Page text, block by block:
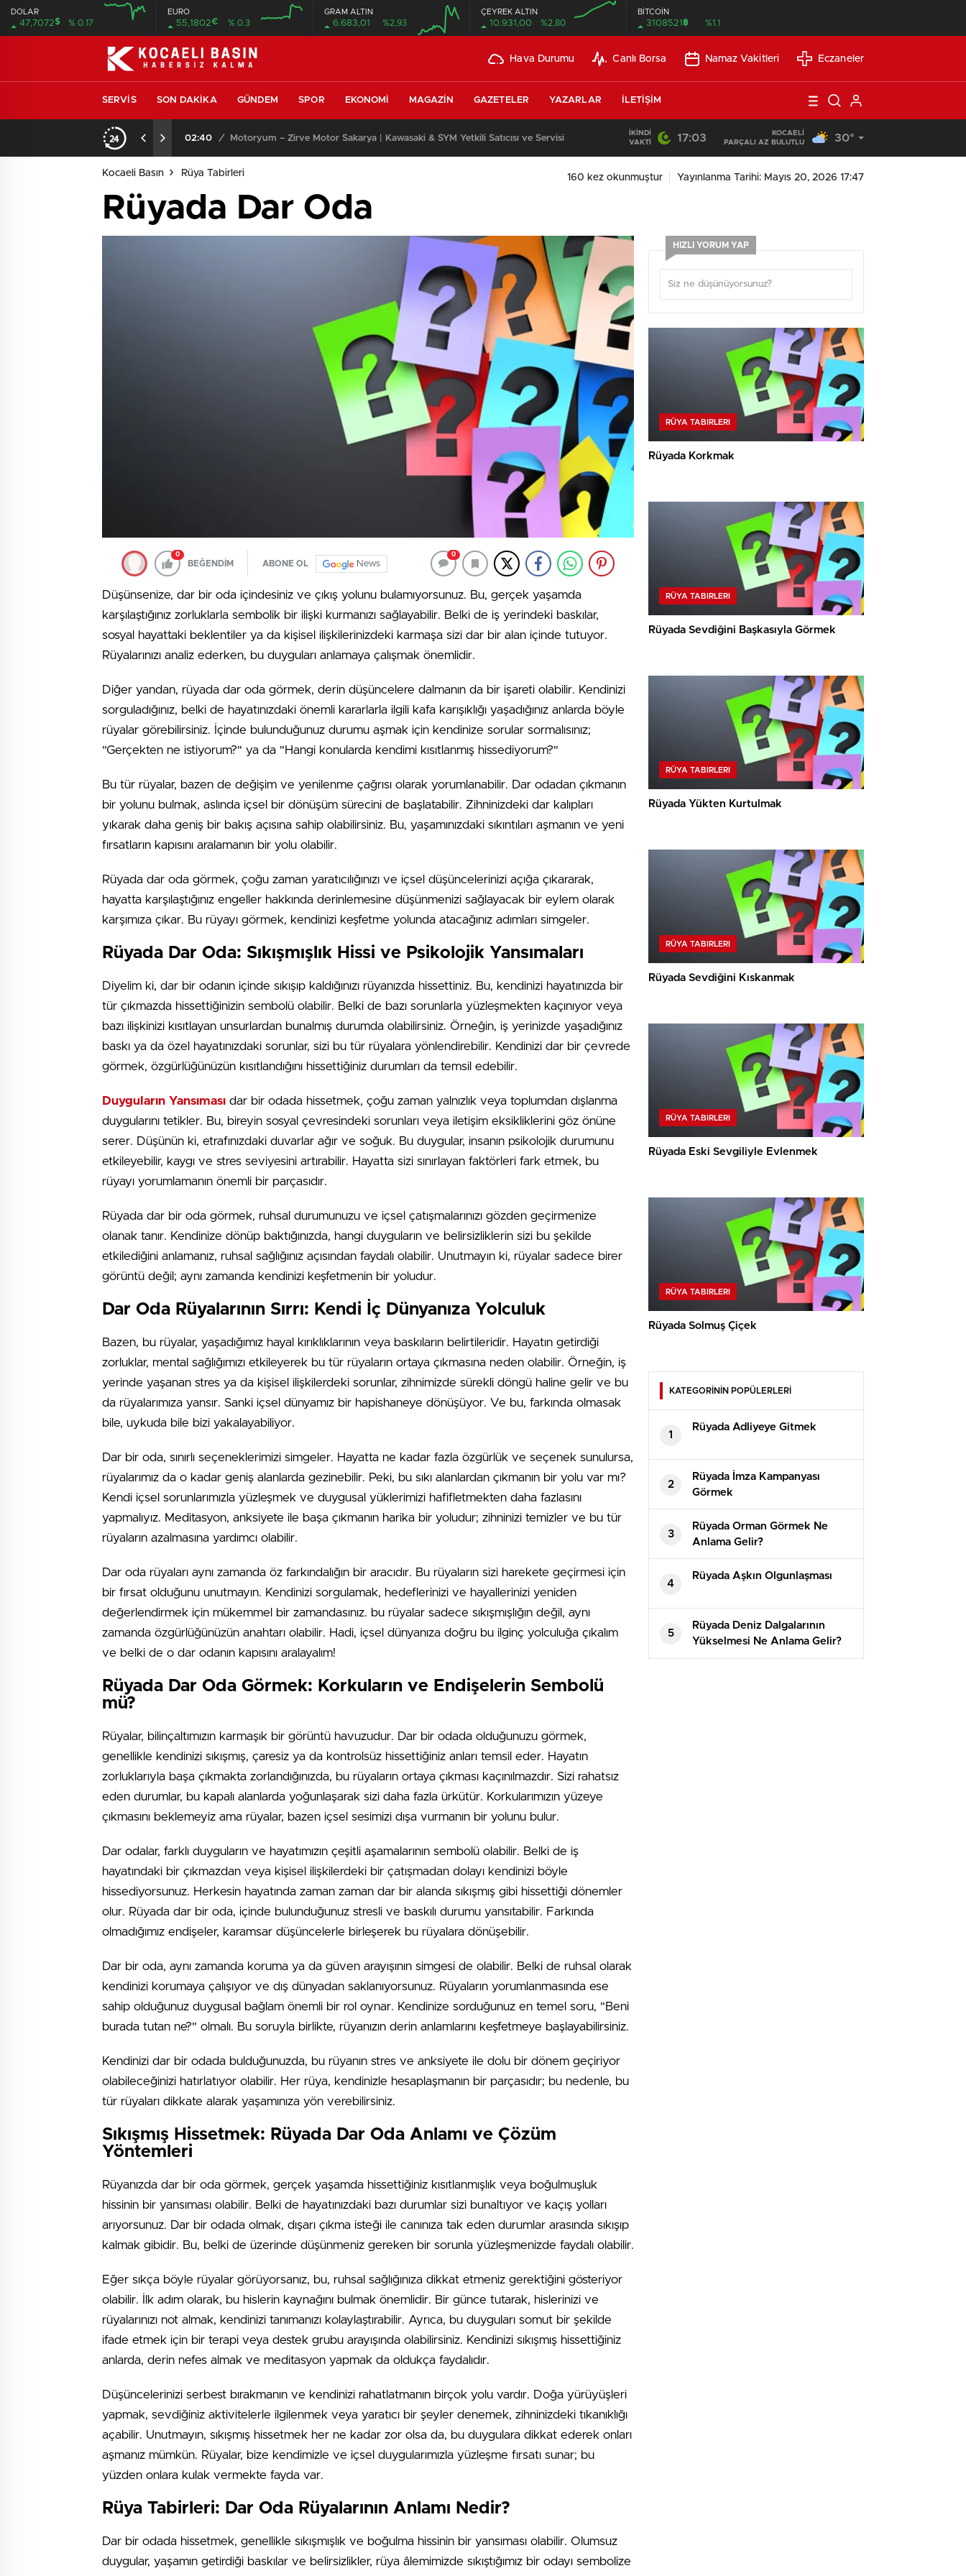
DOLAR
47,7072$ % 0.17
EURO
55,1802€ % 0.3
GRAM ALTIN
6.683,01 %2,93
ÇEYREK ALTIN
10.931,00 %2,80
BİTCOİN
3108521 ฿ %1.1
Hava Durumu Canlı Borsa Namaz Vakitleri Eczaneler
SERVIS SON DAKIKA GÜNDEM SPOR EKONOMI MAGAZIN GAZETELER YAZARLAR İLETIŞIM
02:40 / Motoryum – Zirve Motor Sakarya | Kawasaki & SYM Yetkili Satıcısı ve Servisi 13:53 SEO Uyumlu Web Siteleri Uzun Vadede Ne Kazandırır?
İKINDI
VAKTI
17:03
KOCAELI
PARÇALI AZ BULUTLU
30°
Kocaeli Basın Rüya Tabirleri 160 kez okunmuştur Yayınlanma Tarihi: Mayıs 20, 2026 17:47
Rüyada Dar Oda
0
BEĞENDİM ABONE OL News
0
Düşünsenize, dar bir oda içindesiniz ve çıkış yolunu bulamıyorsunuz. Bu, gerçek yaşamda
karşılaştığınız zorluklarla sembolik bir ilişki kurmanızı sağlayabilir. Belki de iş yerindeki baskılar,
sosyal hayattaki beklentiler ya da kişisel ilişkilerinizdeki karmaşa sizi dar bir alan içinde tutuyor.
Rüyalarınızı analiz ederken, bu duyguları anlamaya çalışmak önemlidir.
Diğer yandan, rüyada dar oda görmek, derin düşüncelere dalmanın da bir işareti olabilir. Kendinizi
sorguladığınız, belki de hayatınızdaki önemli kararlarla ilgili kafa karışıklığı yaşadığınız anlarda böyle
rüyalar görebilirsiniz. İçinde bulunduğunuz durumu aşmak için kendinize sorular sormalısınız;
"Gerçekten ne istiyorum?" ya da "Hangi konularda kendimi kısıtlanmış hissediyorum?"
Bu tür rüyalar, bazen de değişim ve yenilenme çağrısı olarak yorumlanabilir. Dar odadan çıkmanın
bir yolunu bulmak, aslında içsel bir dönüşüm sürecini de başlatabilir. Zihninizdeki dar kalıpları
yıkarak daha geniş bir bakış açısına sahip olabilirsiniz. Bu, yaşamınızdaki sıkıntıları aşmanın ve yeni
fırsatların kapısını aralamanın bir yolu olabilir.
Rüyada dar oda görmek, çoğu zaman yaratıcılığınızı ve içsel düşüncelerinizi açığa çıkararak,
hayatta karşılaştığınız engeller hakkında derinlemesine düşünmenizi sağlayacak bir eylem olarak
karşımıza çıkar. Bu rüyayı görmek, kendinizi keşfetme yolunda atacağınız adımları simgeler.
Rüyada Dar Oda: Sıkışmışlık Hissi ve Psikolojik Yansımaları
Diyelim ki, dar bir odanın içinde sıkışıp kaldığınızı rüyanızda hissettiniz. Bu, kendinizi hayatınızda bir
tür çıkmazda hissettiğinizin sembolü olabilir. Belki de bazı sorunlarla yüzleşmekten kaçınıyor veya
bazı ilişkinizi kısıtlayan unsurlardan bunalmış durumda olabilirsiniz. Örneğin, iş yerinizde yaşadığınız
baskı ya da özel hayatınızdaki sorunlar, sizi bu tür rüyalara yönlendirebilir. Kendinizi dar bir çevrede
görmek, özgürlüğünüzün kısıtlandığını hissettiğiniz durumları da temsil edebilir.
Duyguların Yansıması dar bir odada hissetmek, çoğu zaman yalnızlık veya toplumdan dışlanma
duygularını tetikler. Bu, bireyin sosyal çevresindeki sorunları veya iletişim eksikliklerini göz önüne
serer. Düşünün ki, etrafınızdaki duvarlar ağır ve soğuk. Bu duygular, insanın psikolojik durumunu
etkileyebilir, kaygı ve stres seviyesini artırabilir. Hayatta sizi sınırlayan faktörleri fark etmek, bu
rüyayı yorumlamanın önemli bir parçasıdır.
Rüyada dar bir oda görmek, ruhsal durumunuzu ve içsel çatışmalarınızı gözden geçirmenize
olanak tanır. Kendinize dönüp baktığınızda, hangi duyguların ve belirsizliklerin sizi bu şekilde
etkilediğini anlamanız, ruhsal sağlığınız açısından faydalı olabilir. Unutmayın ki, rüyalar sadece birer
görüntü değil; aynı zamanda kendinizi keşfetmenin bir yoludur.
Dar Oda Rüyalarının Sırrı: Kendi İç Dünyanıza Yolculuk
Bazen, bu rüyalar, yaşadığımız hayal kırıklıklarının veya baskıların belirtileridir. Hayatın getirdiği
zorluklar, mental sağlığımızı etkileyerek bu tür rüyaların ortaya çıkmasına neden olabilir. Örneğin, iş
yerinde yaşanan stres ya da kişisel ilişkilerdeki sorunlar, zihnimizde sürekli döngü haline gelir ve bu
da rüyalarımıza yansır. Sanki içsel dünyamız bir hapishaneye dönüşüyor. Ve bu, farkında olmasak
bile, uykuda bile bizi yakalayabiliyor.
Dar bir oda, sınırlı seçeneklerimizi simgeler. Hayatta ne kadar fazla özgürlük ve seçenek sunulursa,
rüyalarımız da o kadar geniş alanlarda gezinebilir. Peki, bu sıkı alanlardan çıkmanın bir yolu var mı?
Kendi içsel sorunlarımızla yüzleşmek ve duygusal yüklerimizi hafifletmekten daha fazlasını
yapmalıyız. Meditasyon, anksiyete ile başa çıkmanın harika bir yoludur; zihninizi temizler ve bu tür
rüyaların azalmasına yardımcı olabilir.
Dar oda rüyaları aynı zamanda öz farkındalığın bir aracıdır. Bu rüyaların sizi harekete geçirmesi için
bir fırsat olduğunu unutmayın. Kendinizi sorgulamak, hedeflerinizi ve hayallerinizi yeniden
değerlendirmek için mükemmel bir zamandasınız. bu rüyalar sadece sıkışmışlığın değil, aynı
zamanda özgürlüğünüzün anahtarı olabilir. Hadi, içsel dünyanıza doğru bu ilginç yolculuğa çıkalım
ve belki de o dar odanın kapısını aralayalım!
Rüyada Dar Oda Görmek: Korkuların ve Endişelerin Sembolü
mü?
Rüyalar, bilinçaltımızın karmaşık bir görüntü havuzudur. Dar bir odada olduğunuzu görmek,
genellikle kendinizi sıkışmış, çaresiz ya da kontrolsüz hissettiğiniz anları temsil eder. Hayatın
zorluklarıyla başa çıkmakta zorlandığınızda, bu rüyaların ortaya çıkması kaçınılmazdır. Sizi rahatsız
eden durumlar, bu kapalı alanlarda yoğunlaşarak sizi daha fazla ürkütür. Korkularımızın yüzeye
çıkmasını beklemeyiz ama rüyalar, bazen içsel sesimizi dışa vurmanın bir yolunu bulur.
Dar odalar, farklı duyguların ve hayatımızın çeşitli aşamalarının sembolü olabilir. Belki de iş
hayatındaki bir çıkmazdan veya kişisel ilişkilerdeki bir çatışmadan dolayı kendinizi böyle
hissediyorsunuz. Herkesin hayatında zaman zaman dar bir alanda sıkışmış gibi hissettiği dönemler
olur. Rüyada dar bir oda, içinde bulunduğunuz stresli ve baskılı durumu yansıtabilir. Farkında
olmadığımız endişeler, karamsar düşüncelerle birleşerek bu rüyalara dönüşebilir.
Dar bir oda, aynı zamanda koruma ya da güven arayışının simgesi de olabilir. Belki de ruhsal olarak
kendinizi korumaya çalışıyor ve dış dünyadan saklanıyorsunuz. Rüyaların yorumlanmasında ese
sahip olduğunuz duygusal bağlam önemli bir rol oynar. Kendinize sorduğunuz en temel soru, "Beni
burada tutan ne?" olmalı. Bu soruyla birlikte, rüyanızın derin anlamlarını keşfetmeye başlayabilirsiniz.
Kendinizi dar bir odada bulduğunuzda, bu rüyanın stres ve anksiyete ile dolu bir dönem geçiriyor
olabileceğinizi hatırlatıyor olabilir. Her rüya, kendinizle hesaplaşmanın bir parçasıdır; bu nedenle, bu
tür rüyaları dikkate alarak yaşamınıza yön verebilirsiniz.
Sıkışmış Hissetmek: Rüyada Dar Oda Anlamı ve Çözüm
Yöntemleri
Rüyanızda dar bir oda görmek, gerçek yaşamda hissettiğiniz kısıtlanmışlık veya boğulmuşluk
hissinin bir yansıması olabilir. Belki de hayatınızdaki bazı durumlar sizi bunaltıyor ve kaçış yolları
arıyorsunuz. Dar bir odada olmak, dışarı çıkma isteği ile canınıza tak eden durumlar arasında sıkışıp
kalmak gibidir. Bu, belki de üzerinde düşünmeniz gereken bir sorunla yüzleşmenizde faydalı olabilir.
Eğer sıkça böyle rüyalar görüyorsanız, bu, ruhsal sağlığınıza dikkat etmeniz gerektiğini gösteriyor
olabilir. İlk adım olarak, bu hislerin kaynağını bulmak önemlidir. Bir günce tutarak, hislerinizi ve
rüyalarınızı not almak, kendinizi tanımanızı kolaylaştırabilir. Ayrıca, bu duyguları somut bir şekilde
ifade etmek için bir terapi veya destek grubu arayışında olabilirsiniz. Kendinizi sıkışmış hissettiğiniz
anlarda, derin nefes almak ve meditasyon yapmak da oldukça faydalıdır.
Düşüncelerinizi serbest bırakmanın ve kendinizi rahatlatmanın birçok yolu vardır. Doğa yürüyüşleri
yapmak, sevdiğiniz aktivitelerle ilgilenmek veya yaratıcı bir şeyler denemek, zihninizdeki tıkanıklığı
açabilir. Unutmayın, sıkışmış hissetmek her ne kadar zor olsa da, bu duygulara dikkat ederek onları
aşmanız mümkün. Rüyalar, bize kendimizle ve içsel duygularımızla yüzleşme fırsatı sunar; bu
yüzden onlara kulak vermekte fayda var.
Rüya Tabirleri: Dar Oda Rüyalarının Anlamı Nedir?
Dar bir odada hissetmek, genellikle sıkışmışlık ve boğulma hissinin bir yansıması olabilir. Olumsuz
duygular, yaşamın getirdiği baskılar ve belirsizlikler, rüya âlemimizde sıkıştığımız bir odayı sembolize
HIZLI YORUM YAP
RÜYA TABIRLERI
Rüyada Korkmak
RÜYA TABIRLERI
Rüyada Sevdiğini Başkasıyla Görmek
RÜYA TABIRLERI
Rüyada Yükten Kurtulmak
RÜYA TABIRLERI
Rüyada Sevdiğini Kıskanmak
RÜYA TABIRLERI
Rüyada Eski Sevgiliyle Evlenmek
RÜYA TABIRLERI
Rüyada Solmuş Çiçek
KATEGORİNİN POPÜLERLERİ
1
Rüyada Adliyeye Gitmek
2
Rüyada İmza Kampanyası
Görmek
3
Rüyada Orman Görmek Ne
Anlama Gelir?
4
Rüyada Aşkın Olgunlaşması
5
Rüyada Deniz Dalgalarının
Yükselmesi Ne Anlama Gelir?